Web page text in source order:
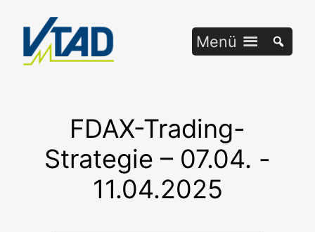
springen
Menü
FDAX-Trading-
Strategie – 07.04. -
11.04.2025